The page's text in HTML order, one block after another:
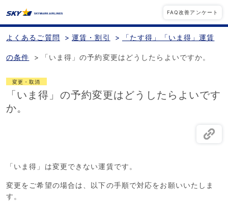
FAQ改善アンケート
よくあるご質問 > 運賃・割引 > 「たす得」「いま得」運賃
の条件 > 「いま得」の予約変更はどうしたらよいですか。
変更・取消
「いま得」の予約変更はどうしたらよいです
か。
「いま得」は変更できない運賃です。
変更をご希望の場合は、以下の手順で対応をお願いいたしま
す。